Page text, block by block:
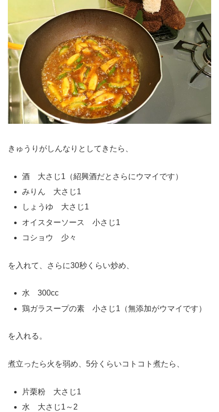
きゅうりがしんなりとしてきたら、
酒 大さじ1（紹興酒だとさらにウマイです）
みりん 大さじ1
しょうゆ 大さじ1
オイスターソース 小さじ1
コショウ 少々
を入れて、さらに30秒くらい炒め、
水 300cc
鶏ガラスープの素 小さじ1（無添加がウマイです）
を入れる。
煮立ったら火を弱め、5分くらいコトコト煮たら、
片栗粉 大さじ1
水 大さじ1～2